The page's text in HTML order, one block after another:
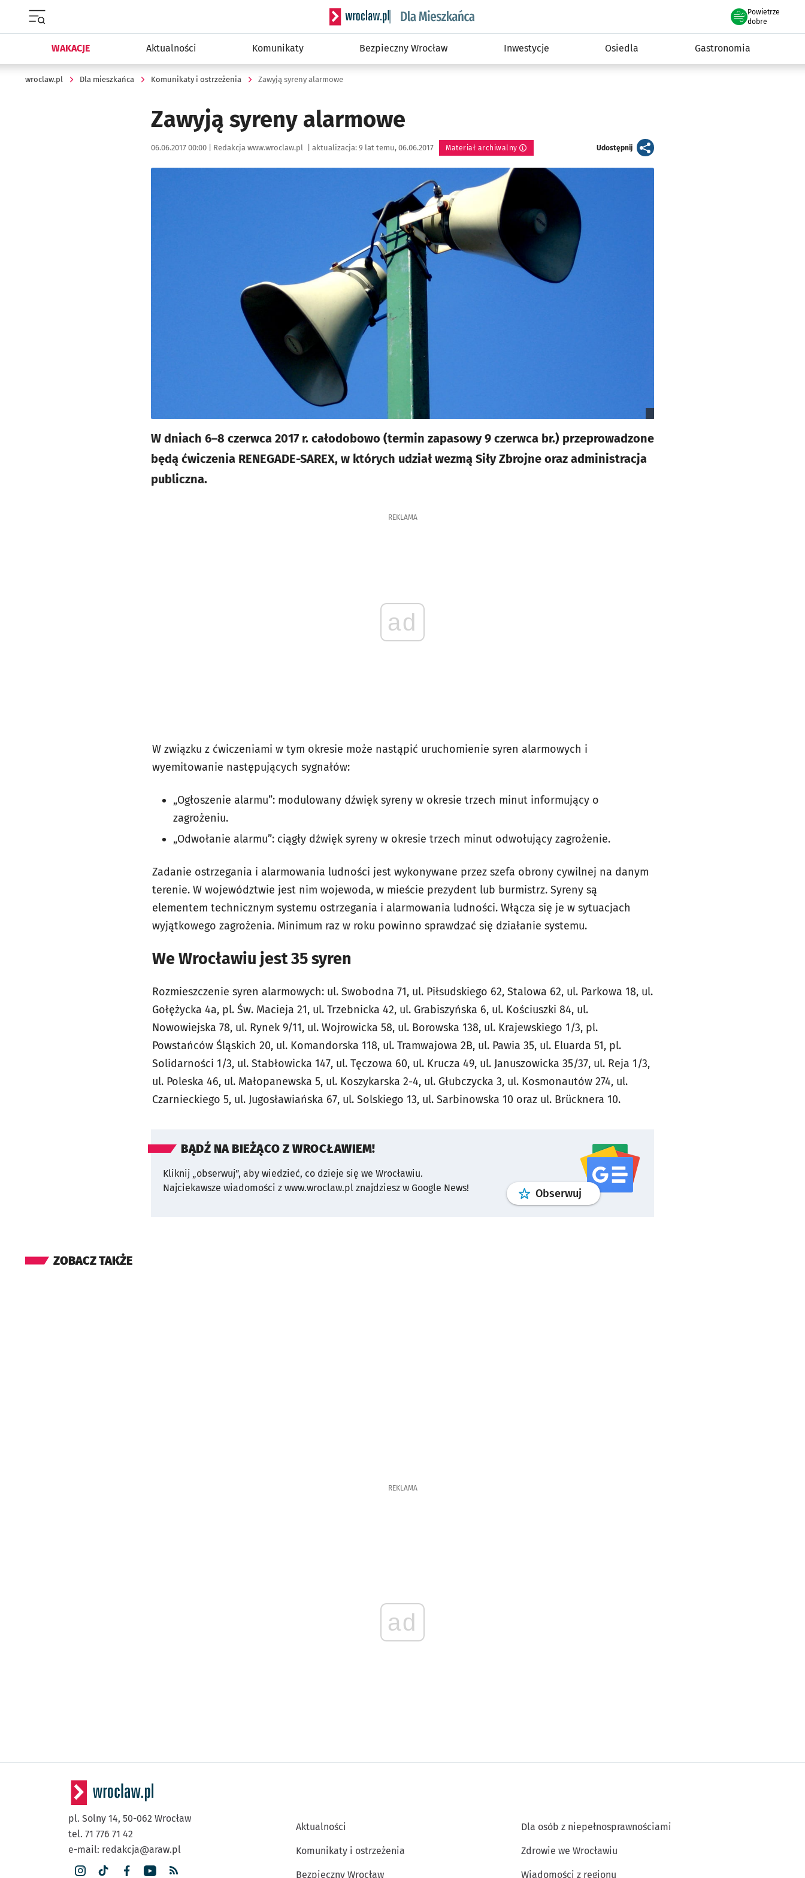
Serwis informacyjny wroclaw.pl podserwis: Dla mieszkańca
Powietrze
we Wrocławiu
dobre
WAKACJE Aktualności Komunikaty Bezpieczny Wrocław Inwestycje Osiedla Gastronomia
wroclaw.pl Dla mieszkańca Komunikaty i ostrzeżenia Zawyją syreny alarmowe
Zawyją syreny alarmowe
Data publikacji:
06.06.2017 00:00 | Autor:
Redakcja www.wroclaw.pl aktualizacja: 9 lat temu, 06.06.2017 Materiał archiwalny Udostępnijartykuł
W dniach 6–8 czerwca 2017 r. całodobowo (termin zapasowy 9 czerwca br.) przeprowadzone
będą ćwiczenia RENEGADE-SAREX, w których udział wezmą Siły Zbrojne oraz administracja
publiczna.
REKLAMA
ad
W związku z ćwiczeniami w tym okresie może nastąpić uruchomienie syren alarmowych i
wyemitowanie następujących sygnałów:
„Ogłoszenie alarmu”: modulowany dźwięk syreny w okresie trzech minut informujący o
zagrożeniu.
„Odwołanie alarmu”: ciągły dźwięk syreny w okresie trzech minut odwołujący zagrożenie.
Zadanie ostrzegania i alarmowania ludności jest wykonywane przez szefa obrony cywilnej na danym
terenie. W województwie jest nim wojewoda, w mieście prezydent lub burmistrz. Syreny są
elementem technicznym systemu ostrzegania i alarmowania ludności. Włącza się je w sytuacjach
wyjątkowego zagrożenia. Minimum raz w roku powinno sprawdzać się działanie systemu.
We Wrocławiu jest 35 syren
Rozmieszczenie syren alarmowych: ul. Swobodna 71, ul. Piłsudskiego 62, Stalowa 62, ul. Parkowa 18, ul.
Gołężycka 4a, pl. Św. Macieja 21, ul. Trzebnicka 42, ul. Grabiszyńska 6, ul. Kościuszki 84, ul.
Nowowiejska 78, ul. Rynek 9/11, ul. Wojrowicka 58, ul. Borowska 138, ul. Krajewskiego 1/3, pl.
Powstańców Śląskich 20, ul. Komandorska 118, ul. Tramwajowa 2B, ul. Pawia 35, ul. Eluarda 51, pl.
Solidarności 1/3, ul. Stabłowicka 147, ul. Tęczowa 60, ul. Krucza 49, ul. Januszowicka 35/37, ul. Reja 1/3,
ul. Poleska 46, ul. Małopanewska 5, ul. Koszykarska 2-4, ul. Głubczycka 3, ul. Kosmonautów 274, ul.
Czarnieckiego 5, ul. Jugosławiańska 67, ul. Solskiego 13, ul. Sarbinowska 10 oraz ul. Brücknera 10.
BĄDŹ NA BIEŻĄCO Z WROCŁAWIEM!
Kliknij „obserwuj”, aby wiedzieć, co dzieje się we Wrocławiu.
Najciekawsze wiadomości z www.wroclaw.pl znajdziesz w Google News!
Obserwuj profilgoogle news
ZOBACZ TAKŻE
REKLAMA
ad
pl. Solny 14, 50-062 Wrocław
tel. 71 776 71 42
e-mail: redakcja@araw.pl
Aktualności
Komunikaty i ostrzeżenia
Bezpieczny Wrocław
Dla osób z niepełnosprawnościami
Zdrowie we Wrocławiu
Wiadomości z regionu